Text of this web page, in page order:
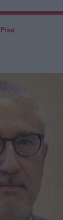
Pisa